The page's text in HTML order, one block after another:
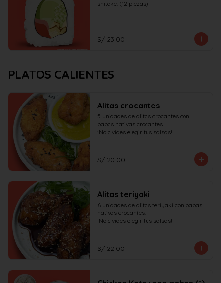
shitake. (12 piezas)
S/ 23.00
PLATOS CALIENTES
Alitas crocantes
5 unidades de alitas crocantes con
papas nativas crocantes.
¡No olvides elegir tus salsas!
S/ 20.00
Alitas teriyaki
6 unidades de alitas teriyaki con papas
nativas crocantes.
¡No olvides elegir tus salsas!
S/ 22.00